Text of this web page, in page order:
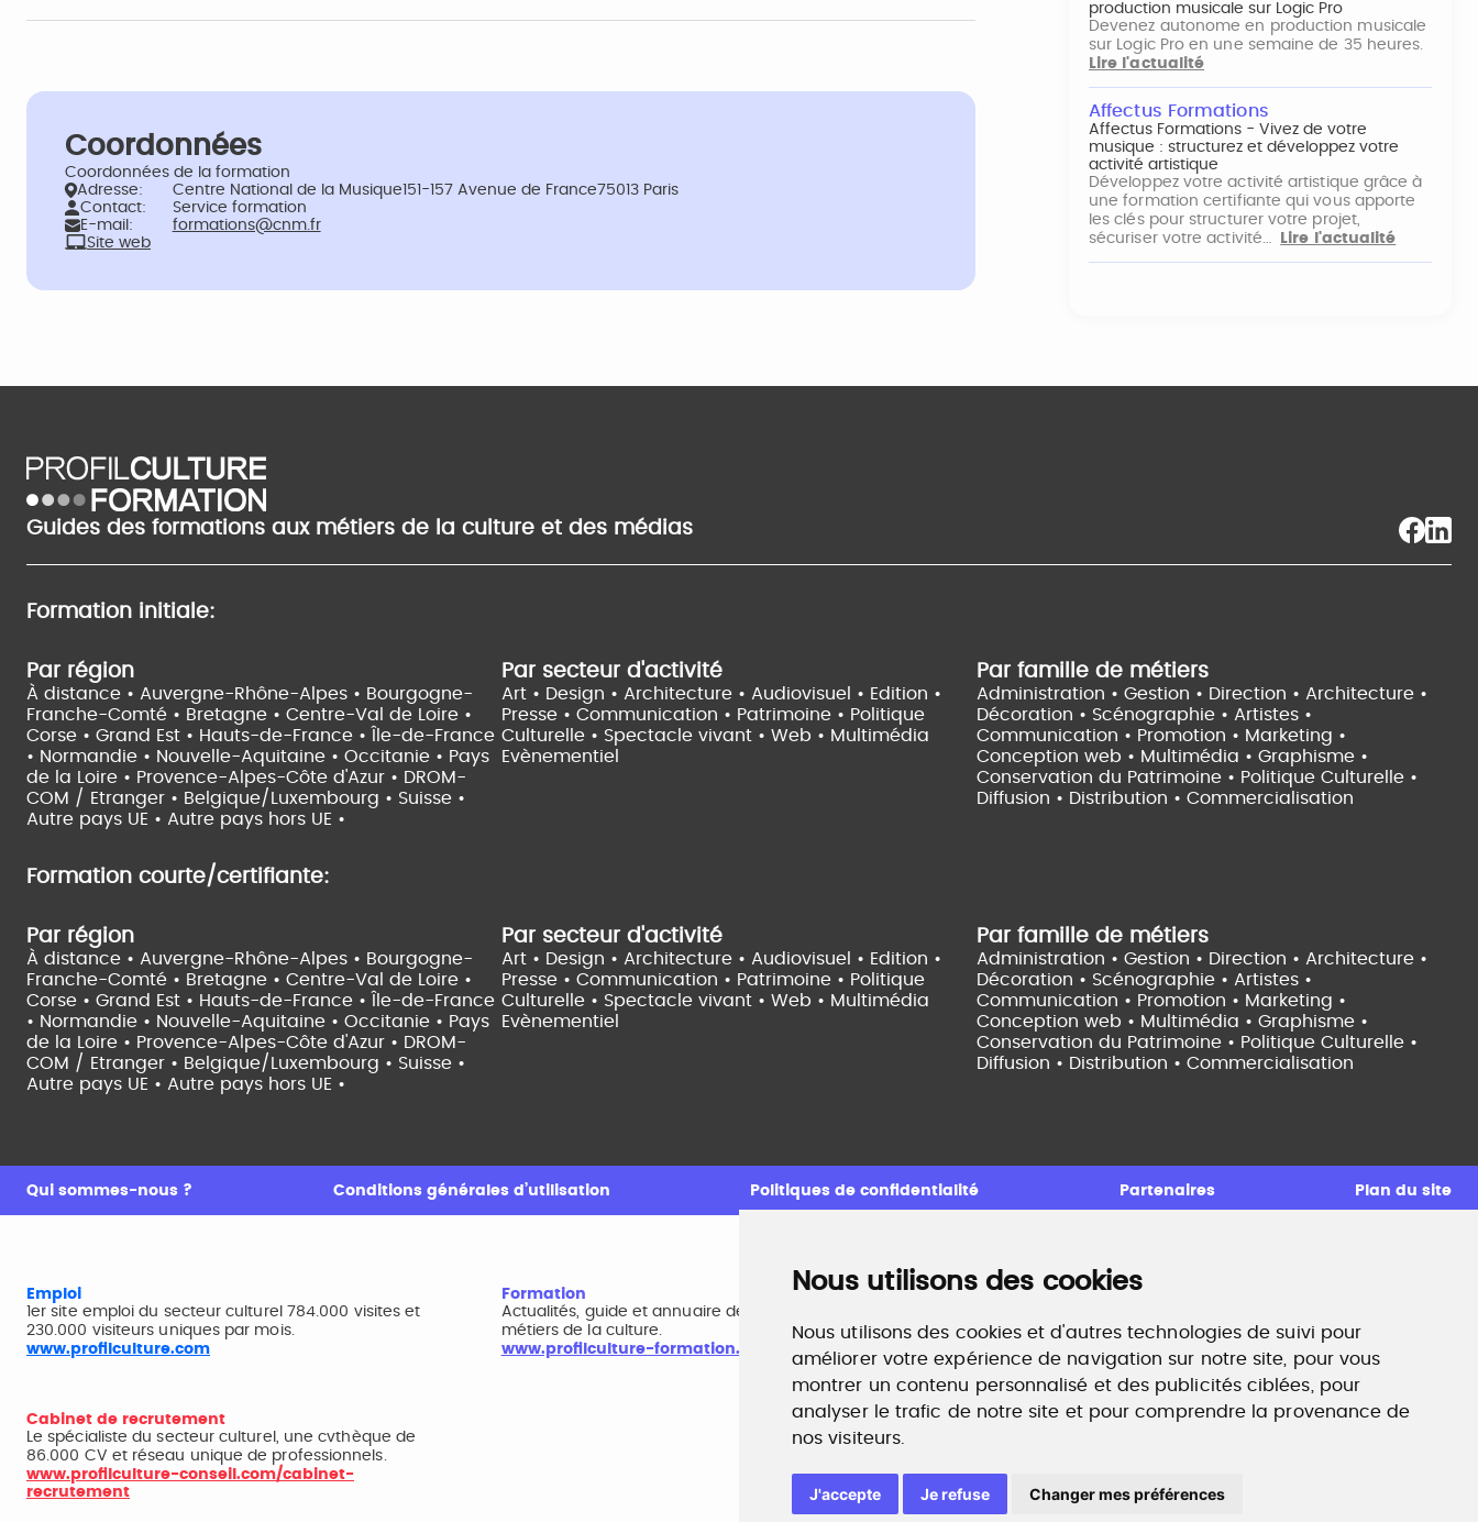
Nous utilisons des cookies
Nous utilisons des cookies et d'autres technologies de suivi pour
améliorer votre expérience de navigation sur notre site, pour vous
montrer un contenu personnalisé et des publicités ciblées, pour
analyser le trafic de notre site et pour comprendre la provenance de
nos visiteurs.
J'accepte Je refuse Changer mes préférences
Coordonnées
Coordonnées de la formation
Adresse:
Centre National de la Musique151-157 Avenue de France75013 Paris
Contact:
Service formation
E-mail:
formations@cnm.fr
Site web
production musicale sur Logic Pro
Devenez autonome en production musicale
sur Logic Pro en une semaine de 35 heures.
Lire l'actualité
Affectus Formations
Affectus Formations - Vivez de votre
musique : structurez et développez votre
activité artistique
Développez votre activité artistique grâce à
une formation certifiante qui vous apporte
les clés pour structurer votre projet,
sécuriser votre activité…
Lire l'actualité
Guides des formations aux métiers de la culture et des médias
Formation initiale:
Par région
À distance • Auvergne-Rhône-Alpes • Bourgogne-
Franche-Comté • Bretagne • Centre-Val de Loire •
Corse • Grand Est • Hauts-de-France •
Île-de-France
• Normandie • Nouvelle-Aquitaine • Occitanie • Pays
de la Loire • Provence-Alpes-Côte d'Azur • DROM-
COM / Etranger • Belgique/Luxembourg • Suisse •
Autre pays UE • Autre pays hors UE •
Par secteur d'activité
Art • Design • Architecture • Audiovisuel • Edition •
Presse • Communication • Patrimoine • Politique
Culturelle • Spectacle vivant • Web • Multimédia
Evènementiel
Par famille de métiers
Administration • Gestion • Direction • Architecture •
Décoration • Scénographie • Artistes •
Communication • Promotion • Marketing •
Conception web • Multimédia • Graphisme •
Conservation du Patrimoine • Politique Culturelle •
Diffusion • Distribution • Commercialisation
Formation courte/certifiante:
Par région
À distance • Auvergne-Rhône-Alpes • Bourgogne-
Franche-Comté • Bretagne • Centre-Val de Loire •
Corse • Grand Est • Hauts-de-France •
Île-de-France
• Normandie • Nouvelle-Aquitaine • Occitanie • Pays
de la Loire • Provence-Alpes-Côte d'Azur • DROM-
COM / Etranger • Belgique/Luxembourg • Suisse •
Autre pays UE • Autre pays hors UE •
Par secteur d'activité
Art • Design • Architecture • Audiovisuel • Edition •
Presse • Communication • Patrimoine • Politique
Culturelle • Spectacle vivant • Web • Multimédia
Evènementiel
Par famille de métiers
Administration • Gestion • Direction • Architecture •
Décoration • Scénographie • Artistes •
Communication • Promotion • Marketing •
Conception web • Multimédia • Graphisme •
Conservation du Patrimoine • Politique Culturelle •
Diffusion • Distribution • Commercialisation
Qui sommes-nous ? Conditions générales d’utilisation Politiques de confidentialité Partenaires Plan du site
Emploi
1er site emploi du secteur culturel 784.000 visites et
230.000 visiteurs uniques par mois.
www.profilculture.com
Formation
Actualités, guide et annuaire des formations aux
métiers de la culture.
www.profilculture-formation.com
Accompagnement professionnel
recherche d'emploi, entretien conseil.
www.profilculture-competences.com
Cabinet de recrutement
Le spécialiste du secteur culturel, une cvthèque de
86.000 CV et réseau unique de professionnels.
www.profilculture-conseil.com/cabinet-
recrutement